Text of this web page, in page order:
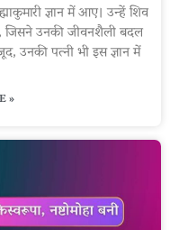
ज्ञान में आए। उन्हें शिव
जिसने उनकी जीवनशैली बदल
उनकी पत्नी भी इस ज्ञान में
»